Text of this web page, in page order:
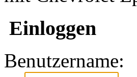
Einloggen
Benutzername: